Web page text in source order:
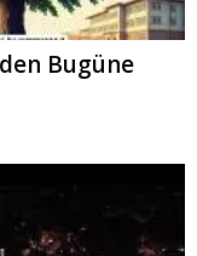
Bugüne